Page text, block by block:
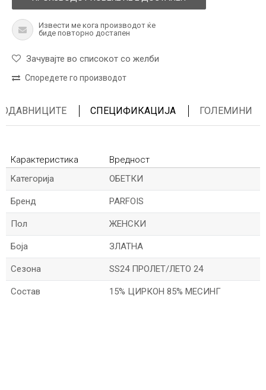
Извести ме кога производот ќе
биде повторно достапен
Зачувајте во списокот со желби
Споредете го производот
СПЕЦИФИКАЦИЈА ГОЛЕМИНИ
Карактеристика
Вредност
Kатегорија
ОБЕТКИ
Бренд PARFOIS
Пол ЖЕНСКИ
Боја ЗЛАТНА
Сезона SS24 ПРОЛЕТ/ЛЕТО 24
Состав 15% ЦИРКОН 85% МЕСИНГ